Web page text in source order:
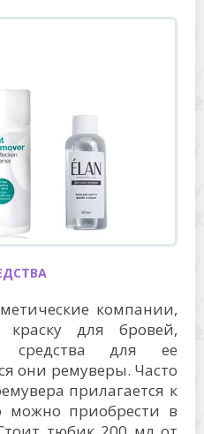
компании,
краску для бровей,
средства для ее
они ремуверы. Часто
прилагается к
можно приобрести в